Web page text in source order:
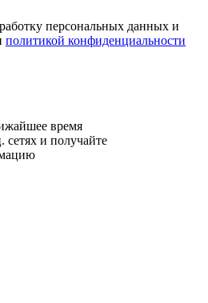
персональных данных и
политикой конфиденциальности
время
и получайте